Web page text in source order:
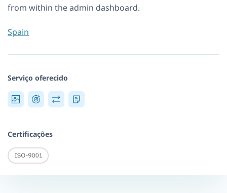
from within the admin dashboard.
Spain
Serviço oferecido
Certificações